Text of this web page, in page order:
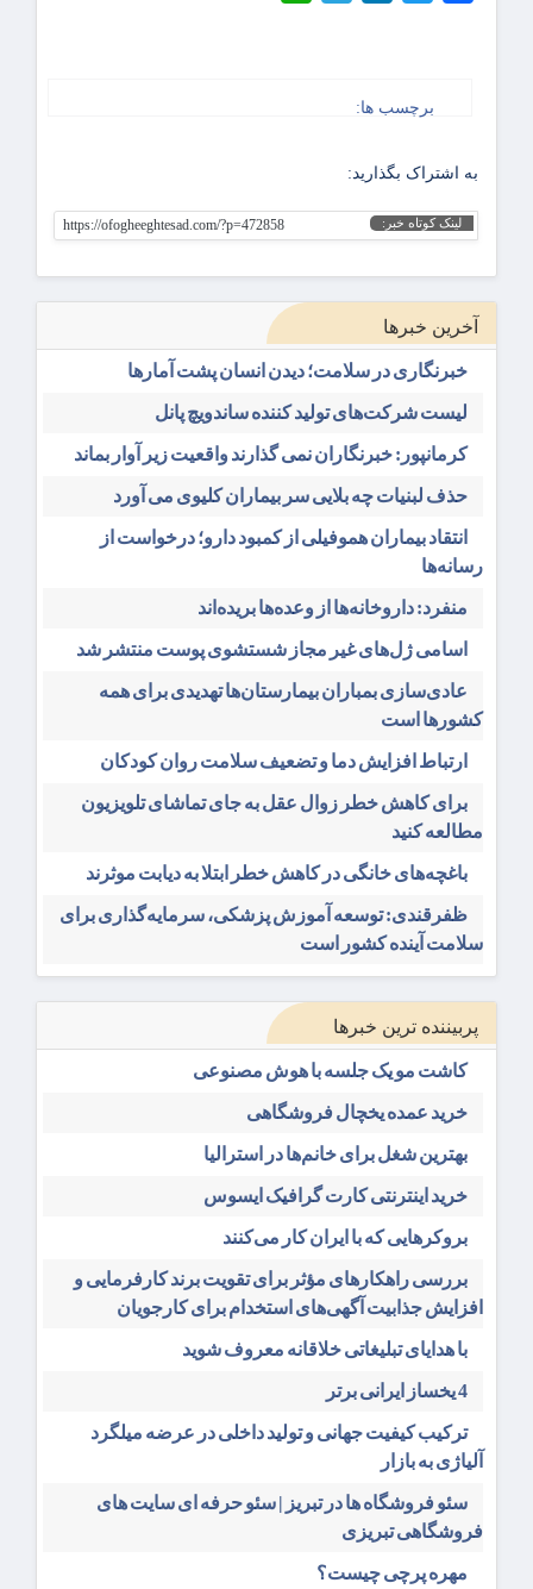
برچسب ها:
به اشتراک بگذارید:
لینک کوتاه خبر: https://ofogheeghtesad.com/?p=472858
آخرین خبرها
خبرنگاری در سلامت؛ دیدن انسان پشت آمارها
لیست شرکت‌های تولید کننده ساندویچ پانل
کرمانپور: خبرنگاران نمی گذارند واقعیت زیر آوار بماند
حذف لبنیات چه بلایی سر بیماران کلیوی می آورد
انتقاد بیماران هموفیلی از کمبود دارو؛ درخواست از
رسانه‌ها
منفرد: داروخانه‌ها از وعده‌ها بریده‌اند
اسامی ژل‌های غیر مجاز شستشوی پوست منتشر شد
عادی‌سازی بمباران بیمارستان‌ها تهدیدی برای همه
کشورها است
ارتباط افزایش دما و تضعیف سلامت روان کودکان
برای کاهش خطر زوال عقل به جای تماشای تلویزیون
مطالعه کنید
باغچه‌های خانگی در کاهش خطر ابتلا به دیابت موثرند
ظفرقندی: توسعه آموزش پزشکی، سرمایه‌گذاری برای
سلامت آینده کشور است
پربیننده ترین خبرها
کاشت مو یک جلسه با هوش مصنوعی
خرید عمده یخچال فروشگاهی
بهترین شغل برای خانم‌ها در استرالیا
خرید اینترنتی کارت گرافیک ایسوس
بروکرهایی‌ که با ایران کار می‌کنند
بررسی راهکارهای مؤثر برای تقویت برند کارفرمایی و
افزایش جذابیت آگهی‌های استخدام برای کارجویان
با هدایای تبلیغاتی خلاقانه معروف شوید
4 یخساز ایرانی برتر
ترکیب کیفیت جهانی و تولید داخلی در عرضه میلگرد
آلیاژی به بازار
سئو فروشگاه‌ ها در تبریز | سئو حرفه ای سایت های
فروشگاهی تبریزی
مهره پرچی چیست؟